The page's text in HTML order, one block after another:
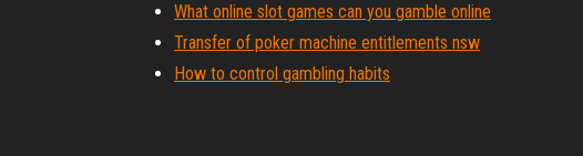
What online slot games can you gamble online
Transfer of poker machine entitlements nsw
How to control gambling habits